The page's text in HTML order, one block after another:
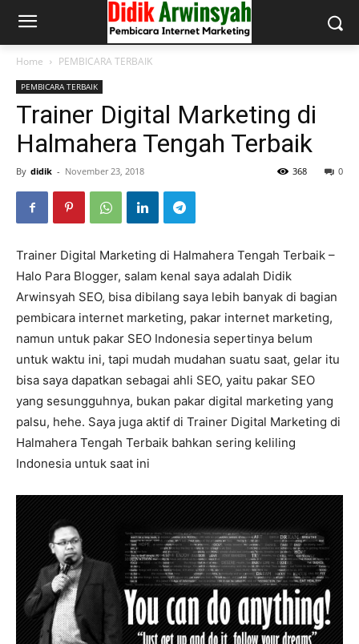
Home PEMBICARA TERBAIK
PEMBICARA TERBAIK
Trainer Digital Marketing di
Halmahera Tengah Terbaik
By didik - November 23, 2018 0
368
Trainer Digital Marketing di Halmahera Tengah Terbaik –
Halo Para Blogger, salam kenal saya adalah Didik
Arwinsyah SEO, bisa dibilang saya lebih banyak di bagian
pembicara internet marketing, pakar internet marketing,
namun untuk pakar SEO Indonesia sepertinya belum
untuk waktu ini, tapi mudah mudahan suatu saat, gelar itu
bisa saya dapatkan sebagai ahli SEO, yaitu pakar SEO
yang sesungguhnya, bukan pakar digital marketing yang
palsu, hehe. Saya juga aktif di Trainer Digital Marketing di
Halmahera Tengah Terbaik bahkan sering keliling
Indonesia untuk saat ini